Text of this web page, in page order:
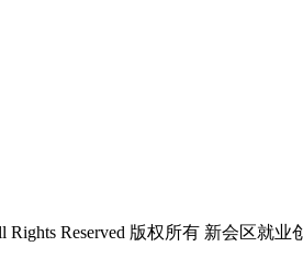
Reserved 版权所有 新会区就业